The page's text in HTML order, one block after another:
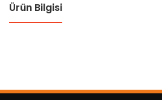
Ürün Bilgisi